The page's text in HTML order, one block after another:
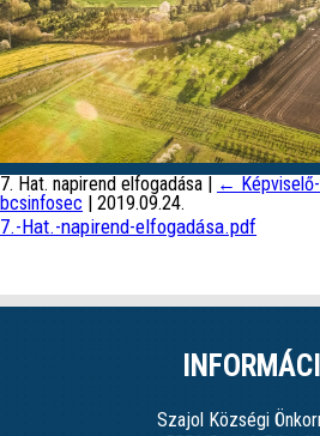
7. Hat. napirend elfogadása | ←
bcsinfosec | 2019.09.24.
7.-Hat.-napirend-elfogadása.pdf
Szajol Községi